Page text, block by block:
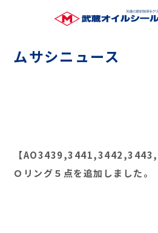
ムサシニュース
【
Ｏリング５点を追加しました。